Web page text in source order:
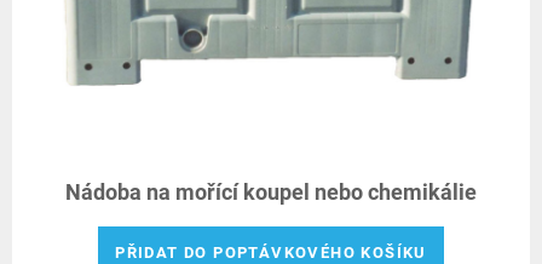
Nádoba na mořící koupel nebo chemikálie
PŘIDAT DO POPTÁVKOVÉHO KOŠÍKU